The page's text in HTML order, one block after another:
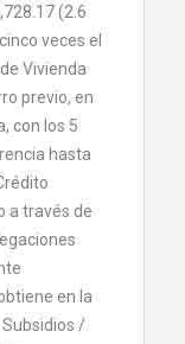
(2.6
veces el
Vivienda
previo, en
con los 5
hasta
a través de
en la
/